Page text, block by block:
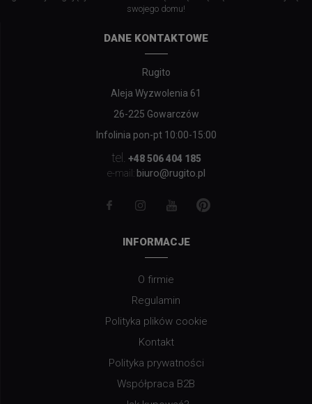
swojego domu!
DANE KONTAKTOWE
Rugito
Aleja Wyzwolenia 61
26-225 Gowarczów
Infolinia pon-pt 10:00-15:00
tel.
+48 506 404 185
e-mail: biuro@rugito.pl
INFORMACJE
O firmie
Regulamin
Polityka plików cookie
Kontakt
Polityka prywatności
Współpraca B2B